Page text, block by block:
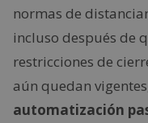
normas de
incluso después de
restricciones de
aún quedan
automatización